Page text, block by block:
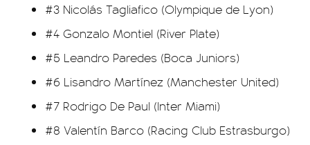
#3 Nicolás Tagliafico (Olympique de Lyon)
#4 Gonzalo Montiel (River Plate)
#5 Leandro Paredes (Boca Juniors)
#6 Lisandro Martínez (Manchester United)
#7 Rodrigo De Paul (Inter Miami)
#8 Valentín Barco (Racing Club Estrasburgo)